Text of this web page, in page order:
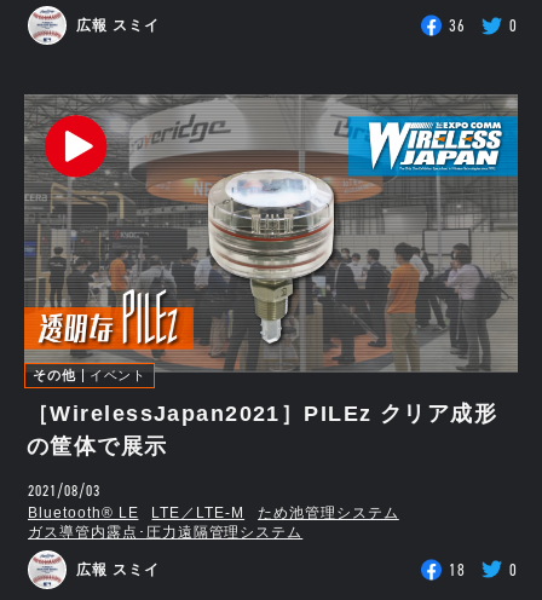
広報 スミイ 36 0
その他 イベント
［WirelessJapan2021］PILEz クリア成形
の筐体で展示
2021/08/03
Bluetooth®︎ LE LTE／LTE-M
ため池管理システム
ガス導管内露点･圧力遠隔管理システム
広報 スミイ 18 0